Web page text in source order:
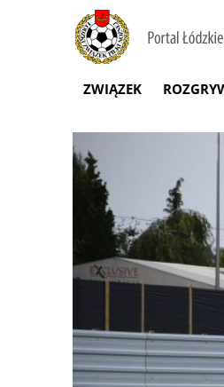
ZWIĄZEK